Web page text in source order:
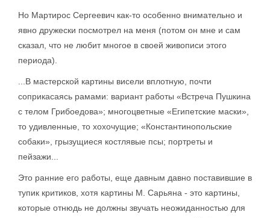
Но Мартирос Сергеевич как-то особенно внимательно и
явно дружески посмотрел на меня (потом он мне и сам
сказал, что не любит многое в своей живописи этого
периода).
...В мастерской картины висели вплотную, почти
соприкасаясь рамами: вариант работы «Встреча Пушкина
с телом Грибоедова»; многоцветные «Египетские маски»,
то удивленные, то хохочущие; «Константинопольские
собаки», грызущиеся костлявые псы; портреты и
пейзажи...
Это ранние его работы, еще давным давно поставившие в
тупик критиков, хотя картины М. Сарьяна - это картины,
которые отнюдь не должны звучать неожиданностью для